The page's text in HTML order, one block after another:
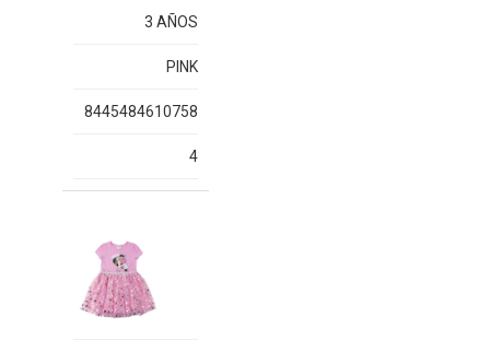
3 AÑOS
PINK
8445484610758
4